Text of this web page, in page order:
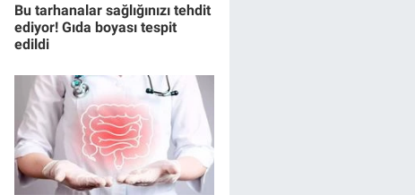
Bu tarhanalar sağlığınızı tehdit
ediyor! Gıda boyası tespit
edildi